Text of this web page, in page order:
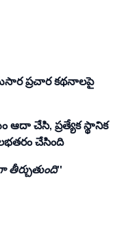
ప్రచార కథనాలపై
చేసి, ప్రత్యేక స్థానిక
చేసింది